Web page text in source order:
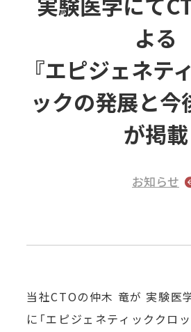
よる
『エピジェネテ
ックの発展と今
が掲載
お知らせ
当社CTOの仲木 竜が 実験医
に「エピジェネティッククロ